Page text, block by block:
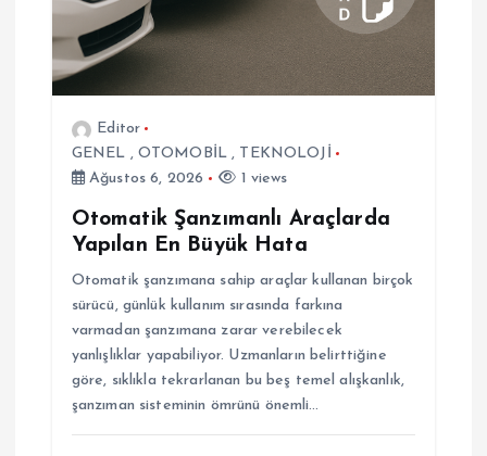
Editor
GENEL , OTOMOBİL , TEKNOLOJİ
Ağustos 6, 2026
1 views
Otomatik Şanzımanlı Araçlarda
Yapılan En Büyük Hata
Otomatik şanzımana sahip araçlar kullanan birçok
sürücü, günlük kullanım sırasında farkına
varmadan şanzımana zarar verebilecek
yanlışlıklar yapabiliyor. Uzmanların belirttiğine
göre, sıklıkla tekrarlanan bu beş temel alışkanlık,
şanzıman sisteminin ömrünü önemli…